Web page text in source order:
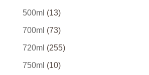
500ml (13)
700ml (73)
720ml (255)
750ml (10)